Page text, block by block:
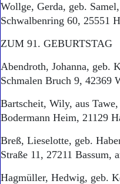
Wollge, Gerda, geb.
Schwalbenring 60, 25551
ZUM 91. GEBURTSTAG
Abendroth, Johanna, geb.
Schmalen Bruch 9, 42369
Bartscheit, Wily, aus
Bodermann Heim, 21129
Breß, Lieselotte, geb.
Straße 11, 27211 Bassum,
Hagmüller, Hedwig, geb.